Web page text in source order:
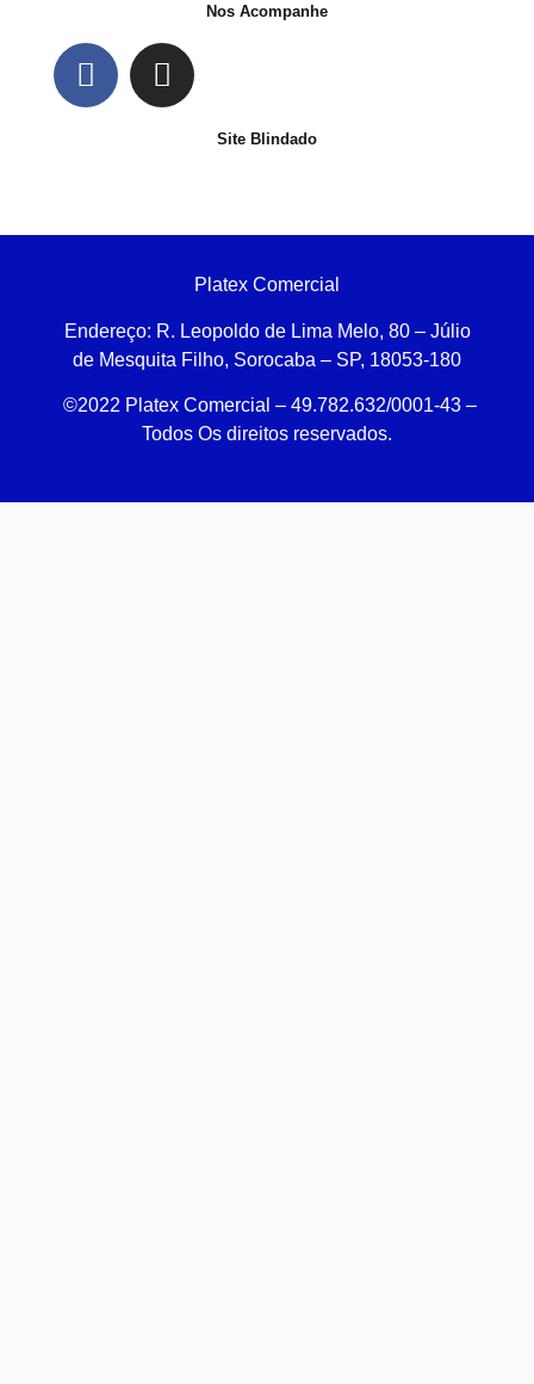
Nos Acompanhe
Site Blindado
Platex Comercial
Endereço: R. Leopoldo de Lima Melo, 80 – Júlio
de Mesquita Filho, Sorocaba – SP, 18053-180
©2022 Platex Comercial – 49.782.632/0001-43 –
Todos Os direitos reservados.